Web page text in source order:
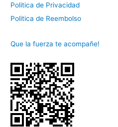
Politica de Privacidad
Politica de Reembolso
Que la fuerza te acompañe!